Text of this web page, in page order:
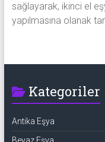
sağlayarak, ikinci el
yapılmasına olanak
Kategoriler
Antika Eşya